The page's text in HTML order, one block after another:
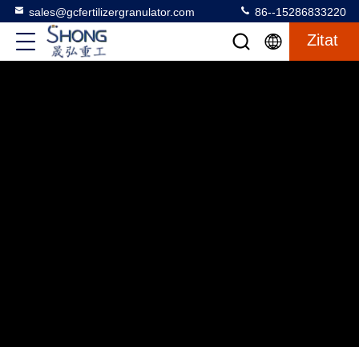
sales@gcfertilizergranulator.com 86--15286833220
Zitat